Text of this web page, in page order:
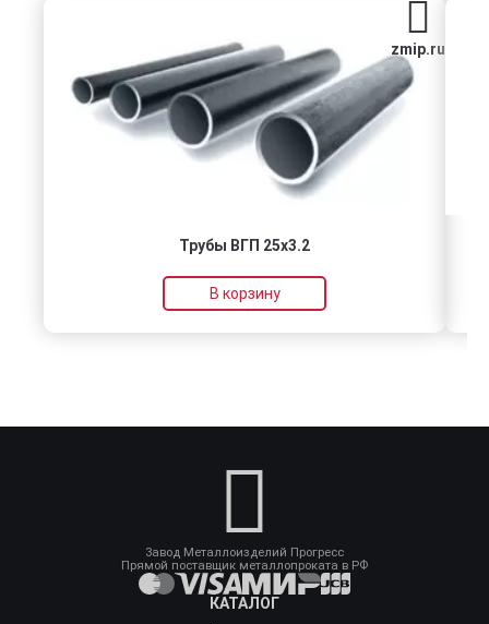
zmip.ru
Трубы ВГП 25х3.2
В корзину
Завод Металлоизделий Прогресс
Прямой поставщик металлопроката в РФ
КАТАЛОГ